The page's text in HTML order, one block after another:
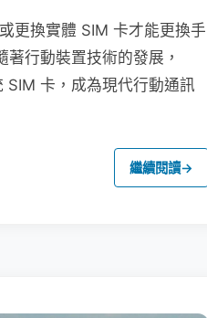
更換實體 SIM 卡才能更換手
行動裝置技術的發展，
SIM 卡，成為現代行動通訊
繼續閱讀→